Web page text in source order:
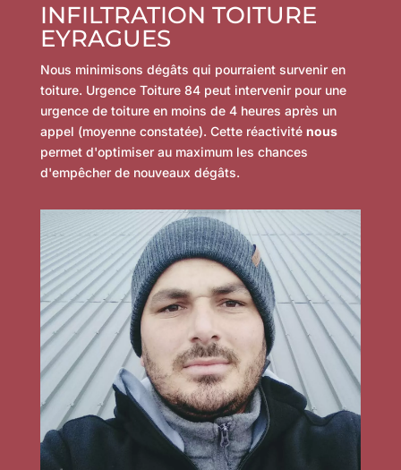
INFILTRATION TOITURE
EYRAGUES
Nous minimisons dégâts qui pourraient survenir en
toiture. Urgence Toiture 84 peut intervenir pour une
urgence de toiture en moins de 4 heures après un
appel (moyenne constatée). Cette réactivité nous
permet d'optimiser au maximum les chances
d'empêcher de nouveaux dégâts.